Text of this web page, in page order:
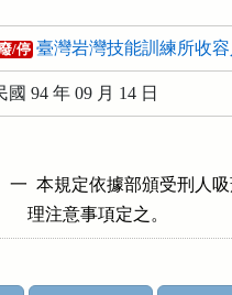
/停 臺灣岩灣技能訓練所收
國 94 年 09 月 14 日
一  本規定依據部頒受刑人